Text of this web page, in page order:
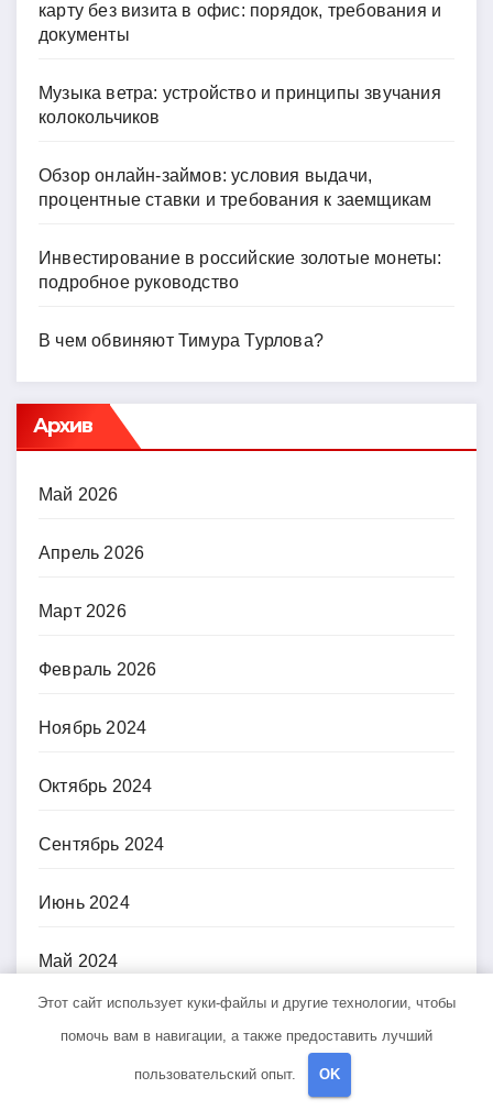
карту без визита в офис: порядок, требования и
документы
Музыка ветра: устройство и принципы звучания
колокольчиков
Обзор онлайн-займов: условия выдачи,
процентные ставки и требования к заемщикам
Инвестирование в российские золотые монеты:
подробное руководство
В чем обвиняют Тимура Турлова?
Архив
Май 2026
Апрель 2026
Март 2026
Февраль 2026
Ноябрь 2024
Октябрь 2024
Сентябрь 2024
Июнь 2024
Май 2024
Этот сайт использует куки-файлы и другие технологии, чтобы
помочь вам в навигации, а также предоставить лучший
пользовательский опыт. OK